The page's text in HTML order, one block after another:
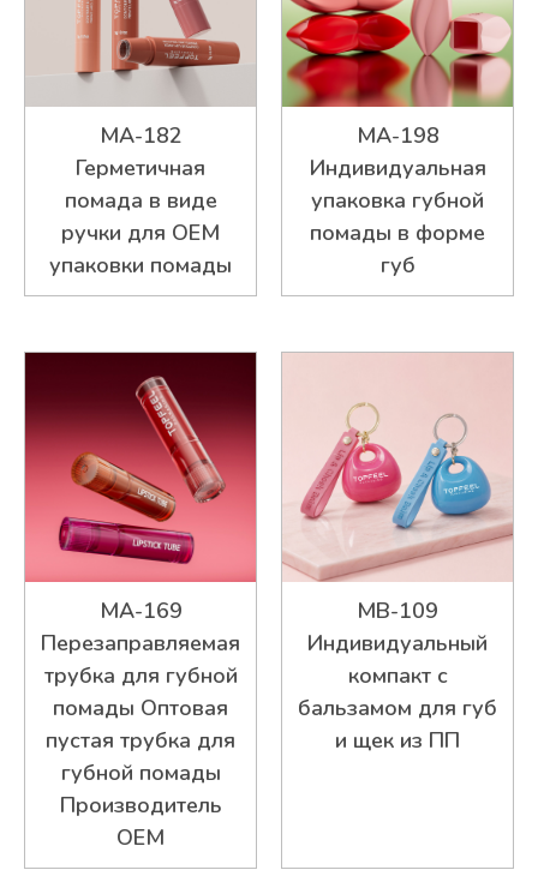
MA-182
Герметичная
помада в виде
ручки для OEM
упаковки помады
MA-198
Индивидуальная
упаковка губной
помады в форме
губ
MA-169
Перезаправляемая
трубка для губной
помады Оптовая
пустая трубка для
губной помады
Производитель
OEM
MB-109
Индивидуальный
компакт с
бальзамом для губ
и щек из ПП